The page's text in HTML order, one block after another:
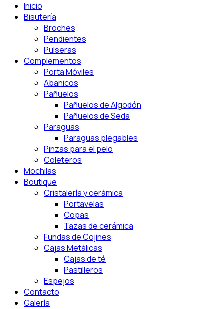
Inicio
Bisutería
Broches
Pendientes
Pulseras
Complementos
Porta Móviles
Abanicos
Pañuelos
Pañuelos de Algodón
Pañuelos de Seda
Paraguas
Paraguas plegables
Pinzas para el pelo
Coleteros
Mochilas
Boutique
Cristalería y cerámica
Portavelas
Copas
Tazas de cerámica
Fundas de Cojines
Cajas Metálicas
Cajas de té
Pastilleros
Espejos
Contacto
Galería